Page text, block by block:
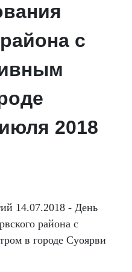
с
2018
14.07.2018 - День
района с
в городе Суоярви